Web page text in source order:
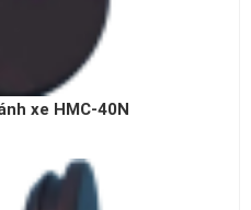
xe HMC-40N